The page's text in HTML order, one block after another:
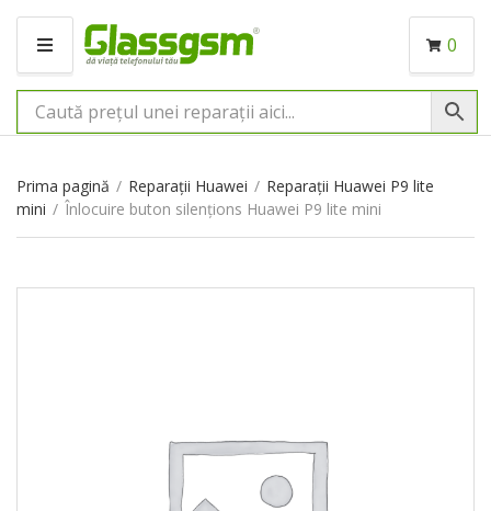
M
N
I
0
Prima pagină / Reparații Huawei / Reparații Huawei P9 lite
mini / Înlocuire buton silențions Huawei P9 lite mini